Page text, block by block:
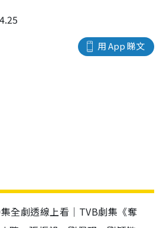
用 App 睇文
全劇透線上看｜TVB劇集《奪